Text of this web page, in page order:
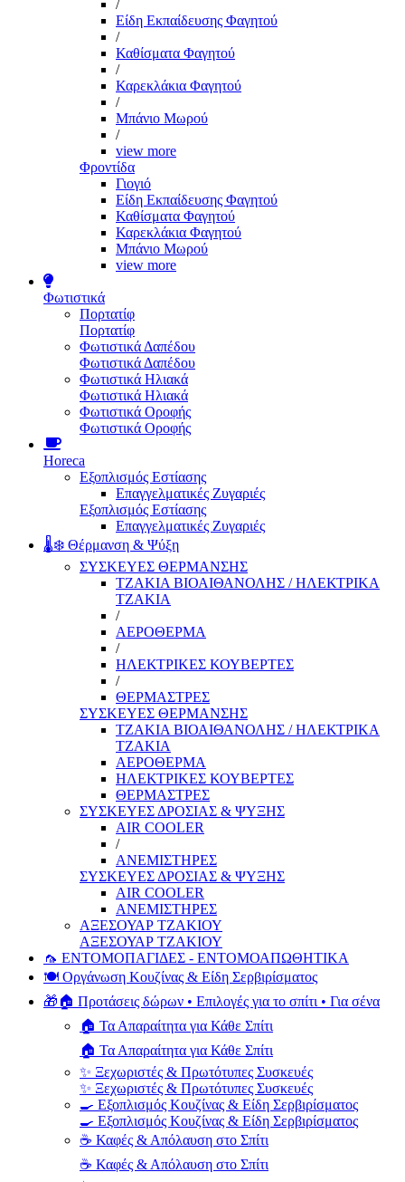
/
Είδη Εκπαίδευσης Φαγητού
/
Καθίσματα Φαγητού
/
Καρεκλάκια Φαγητού
/
Μπάνιο Μωρού
/
view more
Φροντίδα
Γιογιό
Είδη Εκπαίδευσης Φαγητού
Καθίσματα Φαγητού
Καρεκλάκια Φαγητού
Μπάνιο Μωρού
view more
Φωτιστικά
Πορτατίφ
Πορτατίφ
Φωτιστικά Δαπέδου
Φωτιστικά Δαπέδου
Φωτιστικά Ηλιακά
Φωτιστικά Ηλιακά
Φωτιστικά Οροφής
Φωτιστικά Οροφής
Horeca
Εξοπλισμός Εστίασης
Επαγγελματικές Ζυγαριές
Εξοπλισμός Εστίασης
Επαγγελματικές Ζυγαριές
🌡️❄️ Θέρμανση & Ψύξη
ΣΥΣΚΕΥΕΣ ΘΕΡΜΑΝΣΗΣ
ΤΖΑΚΙΑ ΒΙΟΑΙΘΑΝΟΛΗΣ / ΗΛΕΚΤΡΙΚΑ
ΤΖΑΚΙΑ
/
ΑΕΡΟΘΕΡΜΑ
/
ΗΛΕΚΤΡΙΚΕΣ ΚΟΥΒΕΡΤΕΣ
/
ΘΕΡΜΑΣΤΡΕΣ
ΣΥΣΚΕΥΕΣ ΘΕΡΜΑΝΣΗΣ
ΤΖΑΚΙΑ ΒΙΟΑΙΘΑΝΟΛΗΣ / ΗΛΕΚΤΡΙΚΑ
ΤΖΑΚΙΑ
ΑΕΡΟΘΕΡΜΑ
ΗΛΕΚΤΡΙΚΕΣ ΚΟΥΒΕΡΤΕΣ
ΘΕΡΜΑΣΤΡΕΣ
ΣΥΣΚΕΥΕΣ ΔΡΟΣΙΑΣ & ΨΥΞΗΣ
AIR COOLER
/
ΑΝΕΜΙΣΤΗΡΕΣ
ΣΥΣΚΕΥΕΣ ΔΡΟΣΙΑΣ & ΨΥΞΗΣ
AIR COOLER
ΑΝΕΜΙΣΤΗΡΕΣ
ΑΞΕΣΟΥΑΡ ΤΖΑΚΙΟΥ
ΑΞΕΣΟΥΑΡ ΤΖΑΚΙΟΥ
🦟 ΕΝΤΟΜΟΠΑΓΙΔΕΣ - ΕΝΤΟΜΟΑΠΩΘΗΤΙΚΑ
🍽️ Οργάνωση Κουζίνας & Είδη Σερβιρίσματος
🎁🏠 Προτάσεις δώρων • Επιλογές για το σπίτι • Για σένα
🏠 Τα Απαραίτητα για Κάθε Σπίτι
🏠 Τα Απαραίτητα για Κάθε Σπίτι
✨ Ξεχωριστές & Πρωτότυπες Συσκευές
✨ Ξεχωριστές & Πρωτότυπες Συσκευές
🍳 Εξοπλισμός Κουζίνας & Είδη Σερβιρίσματος
🍳 Εξοπλισμός Κουζίνας & Είδη Σερβιρίσματος
☕ Καφές & Απόλαυση στο Σπίτι
☕ Καφές & Απόλαυση στο Σπίτι